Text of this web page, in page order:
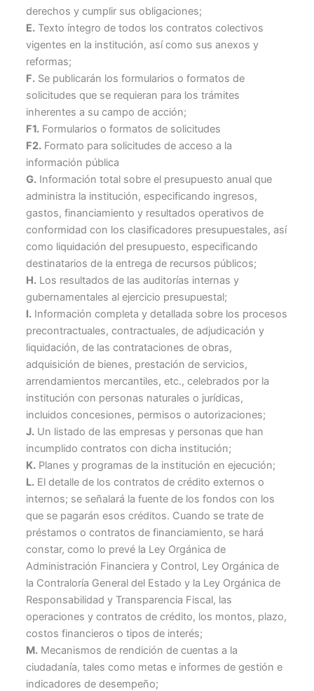
derechos y cumplir sus obligaciones;
E. Texto íntegro de todos los contratos colectivos
vigentes en la institución, así como sus anexos y
reformas;
F. Se publicarán los formularios o formatos de
solicitudes que se requieran para los trámites
inherentes a su campo de acción;
F1. Formularios o formatos de solicitudes
F2. Formato para solicitudes de acceso a la
información pública
G. Información total sobre el presupuesto anual que
administra la institución, especificando ingresos,
gastos, financiamiento y resultados operativos de
conformidad con los clasificadores presupuestales, así
como liquidación del presupuesto, especificando
destinatarios de la entrega de recursos públicos;
H. Los resultados de las auditorías internas y
gubernamentales al ejercicio presupuestal;
I. Información completa y detallada sobre los procesos
precontractuales, contractuales, de adjudicación y
liquidación, de las contrataciones de obras,
adquisición de bienes, prestación de servicios,
arrendamientos mercantiles, etc., celebrados por la
institución con personas naturales o jurídicas,
incluidos concesiones, permisos o autorizaciones;
J. Un listado de las empresas y personas que han
incumplido contratos con dicha institución;
K. Planes y programas de la institución en ejecución;
L. El detalle de los contratos de crédito externos o
internos; se señalará la fuente de los fondos con los
que se pagarán esos créditos. Cuando se trate de
préstamos o contratos de financiamiento, se hará
constar, como lo prevé la Ley Orgánica de
Administración Financiera y Control, Ley Orgánica de
la Contraloría General del Estado y la Ley Orgánica de
Responsabilidad y Transparencia Fiscal, las
operaciones y contratos de crédito, los montos, plazo,
costos financieros o tipos de interés;
M. Mecanismos de rendición de cuentas a la
ciudadanía, tales como metas e informes de gestión e
indicadores de desempeño;